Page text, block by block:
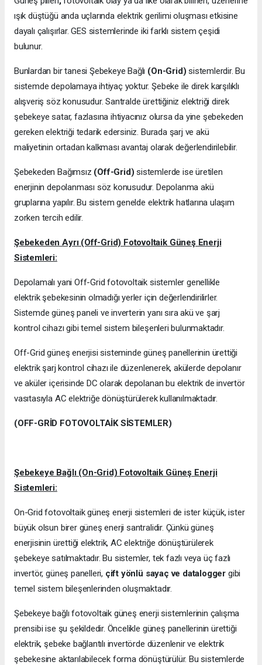
ışık düştüğü anda uçlarında elektrik gerilimi oluşması etkisine
dayalı çalışırlar. GES sistemlerinde iki farklı sistem çeşidi
bulunur.
Bunlardan bir tanesi Şebekeye Bağlı (On-Grid) sistemlerdir. Bu
sistemde depolamaya ihtiyaç yoktur. Şebeke ile direk karşılıklı
alışveriş söz konusudur. Santralde ürettiğiniz elektriği direk
şebekeye satar, fazlasına ihtiyacınız olursa da yine şebekeden
gereken elektriği tedarik edersiniz. Burada şarj ve akü
maliyetinin ortadan kalkması avantaj olarak değerlendirilebilir.
Şebekeden Bağımsız (Off-Grid) sistemlerde ise üretilen
enerjinin depolanması söz konusudur. Depolanma akü
gruplarına yapılır. Bu sistem genelde elektrik hatlarına ulaşım
zorken tercih edilir.
Şebekeden Ayrı (Off-Grid) Fotovoltaik Güneş Enerji
Sistemleri:
Depolamalı yani Off-Grid fotovoltaik sistemler genellikle
elektrik şebekesinin olmadığı yerler için değerlendirilirler.
Sistemde güneş paneli ve inverterin yanı sıra akü ve şarj
kontrol cihazı gibi temel sistem bileşenleri bulunmaktadır.
Off-Grid güneş enerjisi sisteminde güneş panellerinin ürettiği
elektrik şarj kontrol cihazı ile düzenlenerek, akülerde depolanır
ve aküler içerisinde DC olarak depolanan bu elektrik de invertör
vasıtasıyla AC elektriğe dönüştürülerek kullanılmaktadır.
(OFF-GRİD FOTOVOLTAİK SİSTEMLER)
Şebekeye Bağlı (On-Grid) Fotovoltaik Güneş Enerji
Sistemleri:
On-Grid fotovoltaik güneş enerji sistemleri de ister küçük, ister
büyük olsun birer güneş enerji santralidir. Çünkü güneş
enerjisinin ürettiği elektrik, AC elektriğe dönüştürülerek
şebekeye satılmaktadır. Bu sistemler, tek fazlı veya üç fazlı
invertör, güneş panelleri, çift yönlü sayaç ve datalogger gibi
temel sistem bileşenlerinden oluşmaktadır.
Şebekeye bağlı fotovoltaik güneş enerji sistemlerinin çalışma
prensibi ise şu şekildedir. Öncelikle güneş panellerinin ürettiği
elektrik, şebeke bağlantılı invertörde düzenlenir ve elektrik
şebekesine aktarılabilecek forma dönüştürülür. Bu sistemlerde